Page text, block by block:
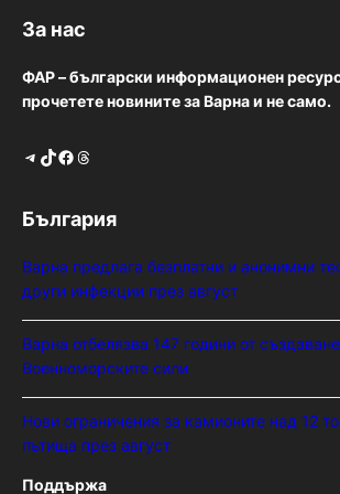
За нас
ФАР – български информационен
прочетете новините за Варна и не само.
Telegram TikTok Facebook Threads
България
Варна предлага безплатни и анонимни
други инфекции през август
Варна отбелязва 147 години от
Военноморските сили
Нови ограничения за камионите над 12
пътища през август
Поддържа